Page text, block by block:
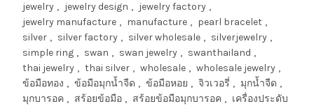
jewelry , jewelry design , jewelry factory ,
jewelry manufacture , manufacture , pearl bracelet ,
silver , silver factory , silver wholesale , silverjewelry ,
simple ring , swan , swan jewelry , swanthailand ,
thai jewelry , thai silver , wholesale , wholesale jewelry ,
ข้อมือทอง , ข้อมือมุกน้ำจืด , ข้อมือหอย , จิวเวอรี่ , มุกน้ำจืด ,
มุกบารอค , สร้อยข้อมือ , สร้อยข้อมือมุกบารอค , เครื่องประดับ